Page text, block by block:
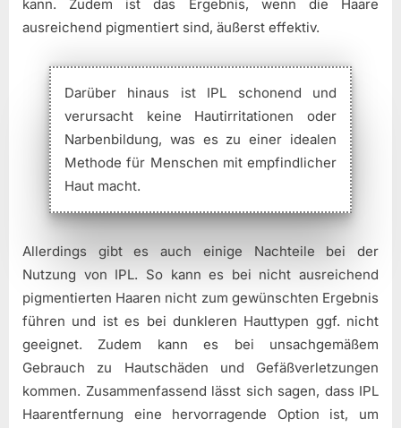
kann. Zudem ist das Ergebnis, wenn die Haare
ausreichend pigmentiert sind, äußerst effektiv.
Darüber hinaus ist IPL schonend und
verursacht keine Hautirritationen oder
Narbenbildung, was es zu einer idealen
Methode für Menschen mit empfindlicher
Haut macht.
Allerdings gibt es auch einige Nachteile bei der
Nutzung von IPL. So kann es bei nicht ausreichend
pigmentierten Haaren nicht zum gewünschten Ergebnis
führen und ist es bei dunkleren Hauttypen ggf. nicht
geeignet. Zudem kann es bei unsachgemäßem
Gebrauch zu Hautschäden und Gefäßverletzungen
kommen. Zusammenfassend lässt sich sagen, dass IPL
Haarentfernung eine hervorragende Option ist, um